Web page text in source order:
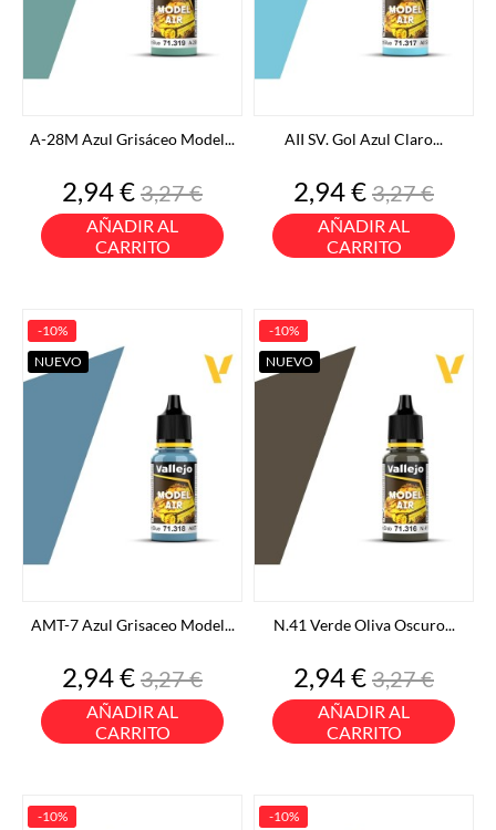
A-28M Azul Grisáceo Model...
Precio
2,94 €Precio
base
3,27 €
AÑADIR AL
CARRITO
AII SV. Gol Azul Claro...
Precio
2,94 €Precio
base
3,27 €
AÑADIR AL
CARRITO
AMT-7 Azul Grisaceo Model...
Precio
2,94 €Precio
base
3,27 €
AÑADIR AL
CARRITO
-10%
NUEVO
N.41 Verde Oliva Oscuro...
Precio
2,94 €Precio
base
3,27 €
AÑADIR AL
CARRITO
-10%
NUEVO
-10%
-10%